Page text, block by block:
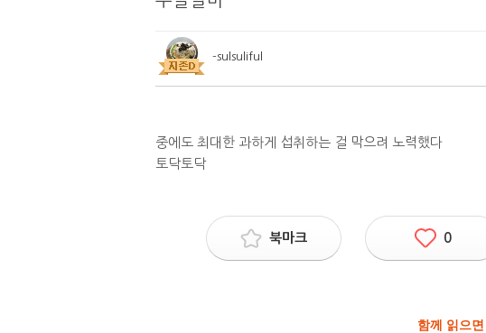
-sulsuliful
중에도 최대한 과하게 섭취하는 걸 막으려 노력했다
토닥토닥
북마크 0
함께 읽으면